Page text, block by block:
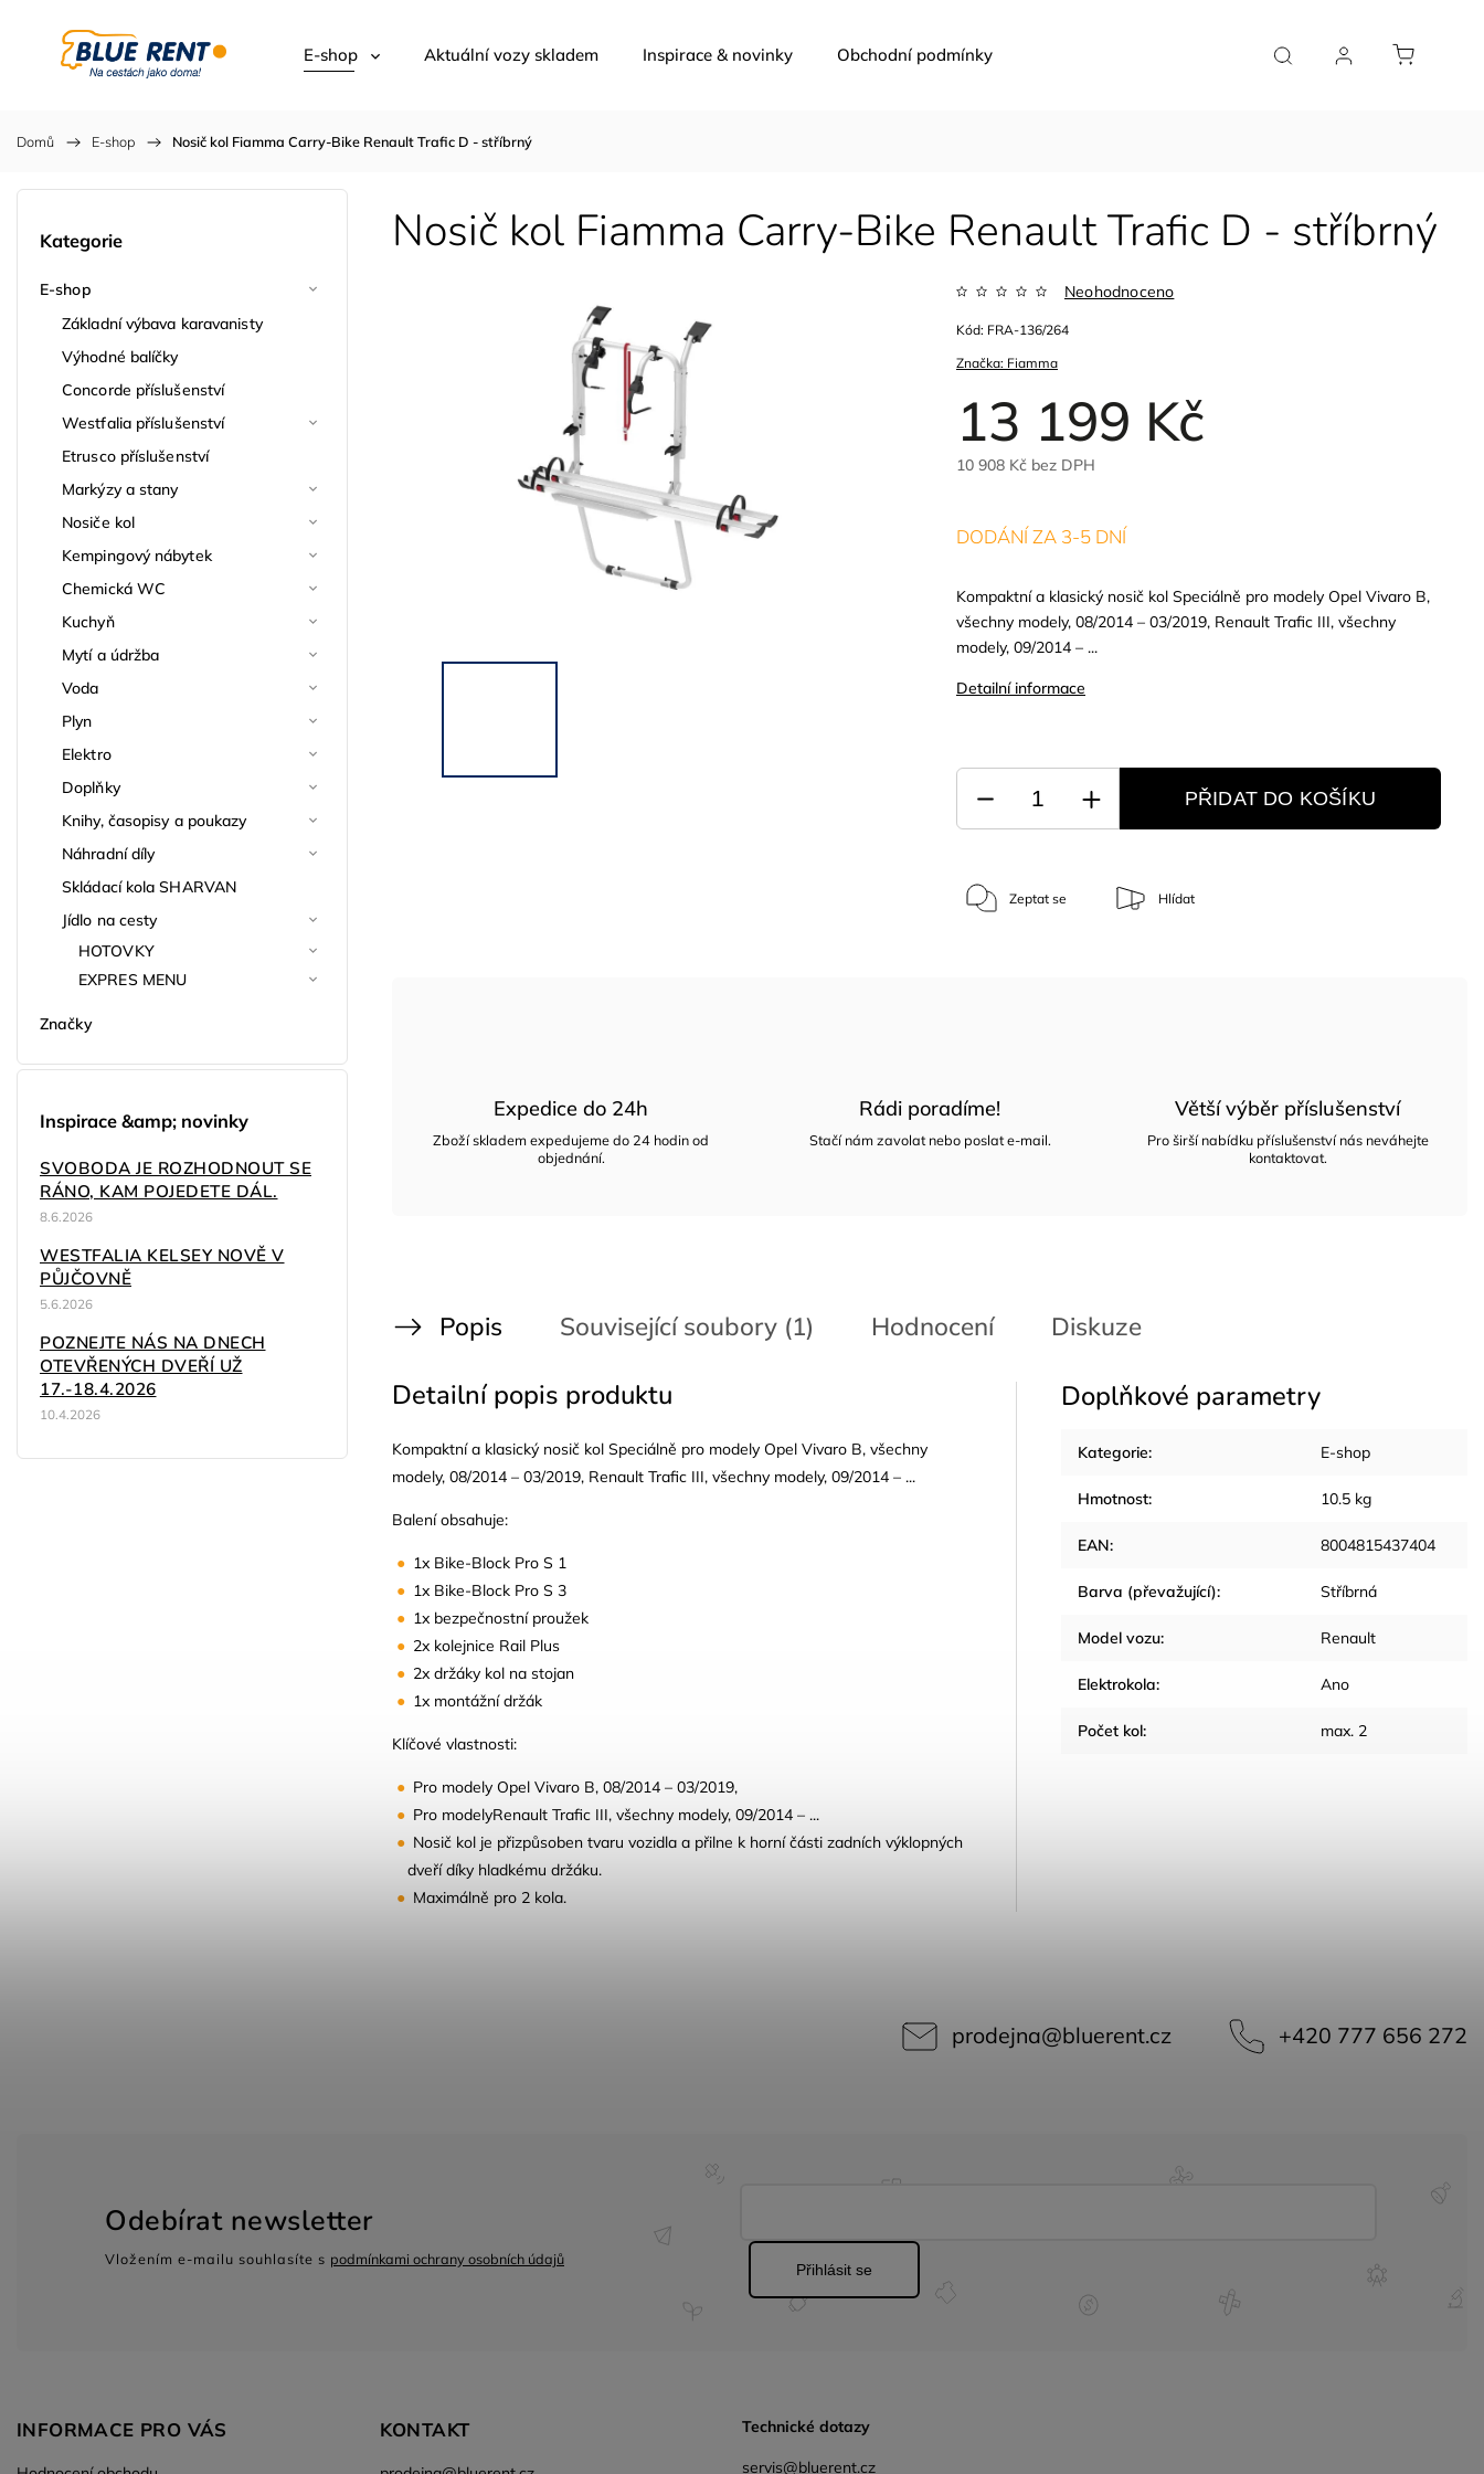
E-shop Aktuální vozy skladem Inspirace & novinky Obchodní podmínky
Domů / E-shop / Nosič kol Fiamma Carry-Bike Renault Trafic D - stříbrný
Kategorie
E-shop
Základní výbava karavanisty
Výhodné balíčky
Concorde příslušenství
Westfalia příslušenství
Etrusco příslušenství
Markýzy a stany
Nosiče kol
Kempingový nábytek
Chemická WC
Kuchyň
Mytí a údržba
Voda
Plyn
Elektro
Doplňky
Knihy, časopisy a poukazy
Náhradní díly
Skládací kola SHARVAN
Jídlo na cesty
HOTOVKY
EXPRES MENU
Značky
Inspirace &amp; novinky
SVOBODA JE ROZHODNOUT SE
RÁNO, KAM POJEDETE DÁL.
8.6.2026
WESTFALIA KELSEY NOVĚ V
PŮJČOVNĚ
5.6.2026
POZNEJTE NÁS NA DNECH
OTEVŘENÝCH DVEŘÍ UŽ
17.-18.4.2026
10.4.2026
Nosič kol Fiamma Carry-Bike Renault Trafic D - stříbrný
Značka: Fiamma
Neohodnoceno
13 199 Kč
10 908 Kč bez DPH
Kód: FRA-136/264
Kompaktní a klasický nosič kol Speciálně pro modely Opel Vivaro B,
všechny modely, 08/2014 – 03/2019, Renault Trafic III, všechny
modely, 09/2014 – ...
Detailní informace
DODÁNÍ ZA 3-5 DNÍ
PŘIDAT DO KOŠÍKU
Zeptat se Hlídat
Expedice do 24h
Zboží skladem expedujeme do 24 hodin od
objednání.
Rádi poradíme!
Stačí nám zavolat nebo poslat e-mail.
Větší výběr příslušenství
Pro širší nabídku příslušenství nás neváhejte
kontaktovat.
Popis Související soubory (1) Hodnocení Diskuze
Detailní popis produktu
Kompaktní a klasický nosič kol Speciálně pro modely Opel Vivaro B, všechny
modely, 08/2014 – 03/2019, Renault Trafic III, všechny modely, 09/2014 – ...
Balení obsahuje:
1x Bike-Block Pro S 1
1x Bike-Block Pro S 3
1x bezpečnostní proužek
2x kolejnice Rail Plus
2x držáky kol na stojan
1x montážní držák
Klíčové vlastnosti:
Pro modely Opel Vivaro B, 08/2014 – 03/2019,
Pro modelyRenault Trafic III, všechny modely, 09/2014 – ...
Nosič kol je přizpůsoben tvaru vozidla a přilne k horní části zadních výklopných
dveří díky hladkému držáku.
Maximálně pro 2 kola.
Doplňkové parametry
Kategorie: E-shop
Hmotnost: 10.5 kg
EAN: 8004815437404
Barva (převažující): Stříbrná
Model vozu: Renault
Elektrokola: Ano
Počet kol: max. 2
prodejna@bluerent.cz +420 777 656 272
Odebírat newsletter
Vložením e-mailu souhlasíte s podmínkami ochrany osobních údajů
Přihlásit se
INFORMACE PRO VÁS KONTAKT Technické dotazy
servis@bluerent.cz